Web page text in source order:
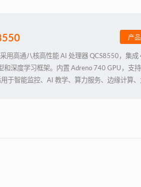
产
用高通八核高性能 AI 处理器 QCS8550，集成
和深度学习框架。内置 Adreno 740 GPU，支
于智能监控、AI 教学、算力服务、边缘计算